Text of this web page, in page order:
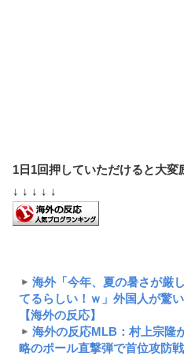
1日1回押していただけると大変
↓ ↓ ↓ ↓ ↓
海外「今年、夏の暑さが厳
てるらしい！ｗ」外国人が驚
【海外の反応】
海外の反応MLB：村上宗隆
略のポール直撃弾で首位攻防